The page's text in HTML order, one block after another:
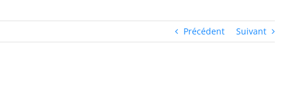
Précédent Suivant